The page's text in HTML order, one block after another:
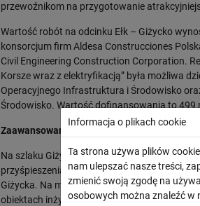
przewoźnikom na przygotowanie
Wartość robót na odcinku Ełk – Giżycko
konsorcjum firm Aldesa Construcciones
Civil Engineering Construction Corporation.
Korsze wraz z elektryfikacją” była możliwa
Operacyjnego Infrastruktura i Środowisko
Środowisko. Wartość dofinansowania to 499
Zaawansowane prace między Giżyckiem a
Na szlaku Giżycko – Korsze, po
przyśpieszenia robót wykonawca prowadzi
Giżycka. Na modernizowanych stacjach i
obiektach inżynieryjnych. Wkrótce dla ruchu
Informacja o plikach cookie
Ta strona używa plików
nam ulepszać nasze treści,
zmienić swoją zgodę na
osobowych można znaleźć w